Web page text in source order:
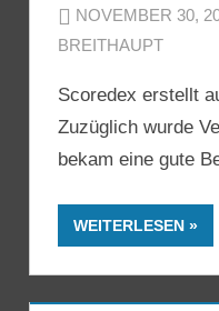
NOVEMBER 30,
BREITHAUPT
Scoredex erstellt
Zuzüglich wurde
bekam eine gute
WEITERLESEN